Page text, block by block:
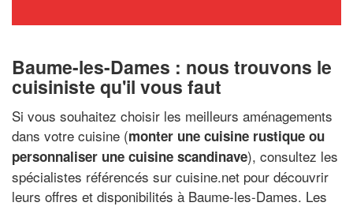
Baume-les-Dames : nous trouvons le
cuisiniste qu'il vous faut
Si vous souhaitez choisir les meilleurs aménagements
dans votre cuisine (monter une cuisine rustique ou
personnaliser une cuisine scandinave), consultez les
spécialistes référencés sur cuisine.net pour découvrir
leurs offres et disponibilités à Baume-les-Dames. Les